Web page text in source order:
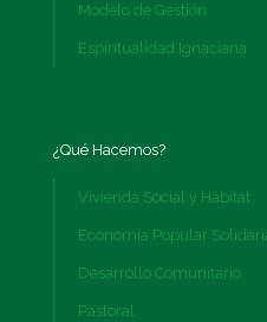
Modelo de Gestión
Espiritualidad Ignaciana
¿Qué Hacemos?
Vivienda Social y Hábitat
Economía Popular
Desarrollo Comunitario
Pastoral